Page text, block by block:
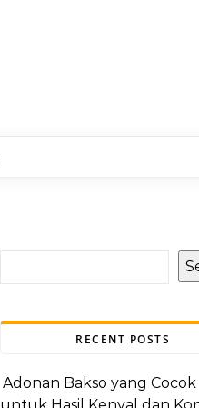
RECENT POSTS
Adonan Bakso yang Cocok